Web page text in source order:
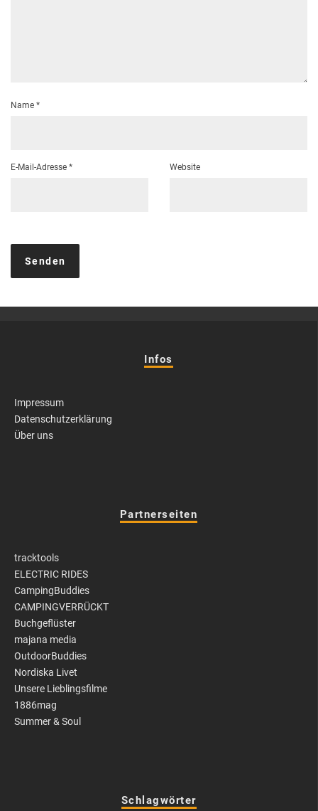
Name *
E-Mail-Adresse * Website
Infos
Impressum
Datenschutzerklärung
Über uns
Partnerseiten
tracktools
ELECTRIC RIDES
CampingBuddies
CAMPINGVERRÜCKT
Buchgeflüster
majana media
OutdoorBuddies
Nordiska Livet
Unsere Lieblingsfilme
1886mag
Summer & Soul
Schlagwörter